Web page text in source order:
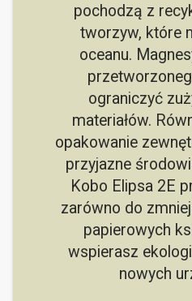
pochodzą z
tworzyw, które
oceanu.
ograniczyć
materiałów.
opakowanie
przyjazne
Kobo Elipsa 2E
zarówno do
papierowych
wspierasz
nowych